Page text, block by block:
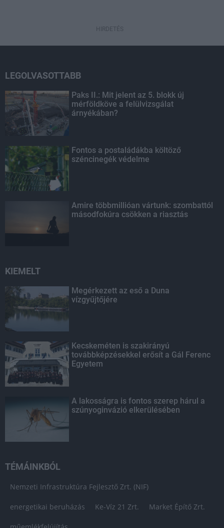
HIRDETÉS
LEGOLVASOTTABB
Paks II.: Mit jelent az 5. blokk új
mérföldköve a felülvizsgálat
árnyékában?
Fontos a postaládákba költöző
széncinegék védelme
Amire többmillióan vártunk: szombattól
másodfokúra csökken a riasztás
KIEMELT
Megérkezett az eső a Duna
vízgyűjtőjére
Kecskeméten is szakirányú
továbbképzésekkel erősít a Gál Ferenc
Egyetem
A lakosságra is fontos szerep hárul a
szúnyoginvázió elkerülésében
TÉMÁINKBÓL
Nemzeti Infrastruktúra Fejlesztő Zrt. (NIF)
energetikai beruházás Ke-Víz 21 Zrt. Market Építő Zrt.